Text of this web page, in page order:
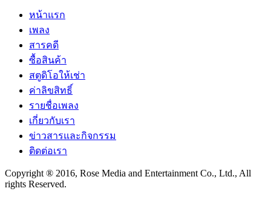
หน้าแรก
เพลง
สารคดี
ซื้อสินค้า
สตูดิโอให้เช่า
ค่าลิขสิทธิ์
รายชื่อเพลง
เกี่ยวกับเรา
ข่าวสารและกิจกรรม
ติดต่อเรา
Copyright ® 2016, Rose Media and Entertainment Co., Ltd., All
rights Reserved.